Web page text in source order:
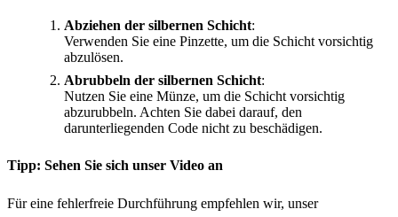
Abziehen der silbernen Schicht:
Verwenden Sie eine Pinzette, um die Schicht vorsichtig
abzulösen.
Abrubbeln der silbernen Schicht:
Nutzen Sie eine Münze, um die Schicht vorsichtig
abzurubbeln. Achten Sie dabei darauf, den
darunterliegenden Code nicht zu beschädigen.
Tipp: Sehen Sie sich unser Video an
Für eine fehlerfreie Durchführung empfehlen wir, unser